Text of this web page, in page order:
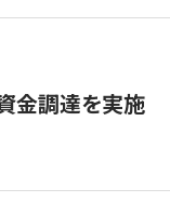
金調達を実施